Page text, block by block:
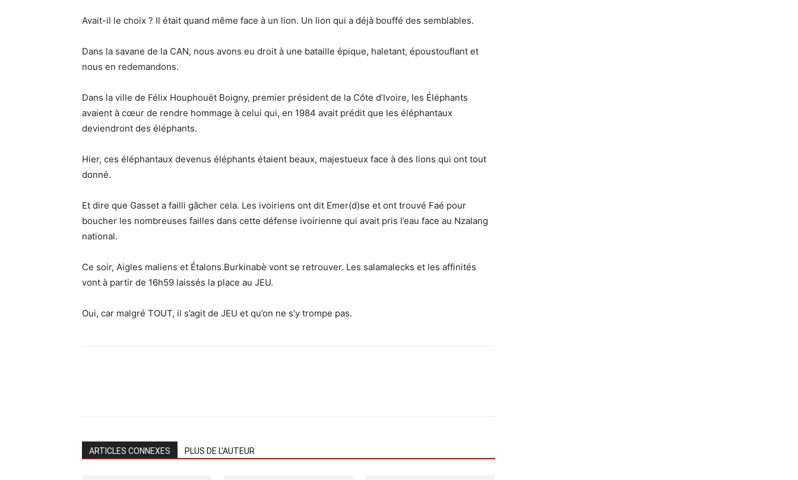
Avait-il le choix ? Il était quand même face à un lion. Un lion qui a déjà bouffé des semblables.
Dans la savane de la CAN, nous avons eu droit à une bataille épique, haletant, époustouflant et
nous en redemandons.
Dans la ville de Félix Houphouët Boigny, premier président de la Côte d’Ivoire, les Éléphants
avaient à cœur de rendre hommage à celui qui, en 1984 avait prédit que les éléphantaux
deviendront des éléphants.
Hier, ces éléphantaux devenus éléphants étaient beaux, majestueux face à des lions qui ont tout
donné.
Et dire que Gasset a failli gâcher cela. Les ivoiriens ont dit Emer(d)se et ont trouvé Faé pour
boucher les nombreuses failles dans cette défense ivoirienne qui avait pris l’eau face au Nzalang
national.
Ce soir, Aigles maliens et Étalons Burkinabè vont se retrouver. Les salamalecks et les affinités
vont à partir de 16h59 laissés la place au JEU.
Oui, car malgré TOUT, il s’agit de JEU et qu’on ne s’y trompe pas.
ARTICLES CONNEXES PLUS DE L'AUTEUR